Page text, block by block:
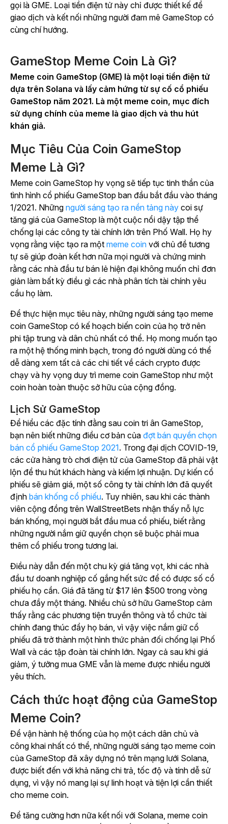
gọi là GME. Loại tiền điện tử này chỉ được thiết kế để
giao dịch và kết nối những người đam mê GameStop có
cùng chí hướng.
GameStop Meme Coin Là Gì?
Meme coin GameStop (GME) là một loại tiền điện tử
dựa trên Solana và lấy cảm hứng từ sự cố cổ phiếu
GameStop năm 2021. Là một meme coin, mục đích
sử dụng chính của meme là giao dịch và thu hút
khán giả.
Mục Tiêu Của Coin GameStop
Meme Là Gì?
Meme coin GameStop hy vọng sẽ tiếp tục tinh thần của
tình hình cổ phiếu GameStop ban đầu bắt đầu vào tháng
1/2021. Những người sáng tạo ra nền tảng này coi sự
tăng giá của GameStop là một cuộc nổi dậy tập thể
chống lại các công ty tài chính lớn trên Phố Wall. Họ hy
vọng rằng việc tạo ra một meme coin với chủ đề tương
tự sẽ giúp đoàn kết hơn nữa mọi người và chứng minh
rằng các nhà đầu tư bán lẻ hiện đại không muốn chỉ đơn
giản làm bất kỳ điều gì các nhà phân tích tài chính yêu
cầu họ làm.
Để thực hiện mục tiêu này, những người sáng tạo meme
coin GameStop có kế hoạch biến coin của họ trở nên
phi tập trung và dân chủ nhất có thể. Họ mong muốn tạo
ra một hệ thống minh bạch, trong đó người dùng có thể
dễ dàng xem tất cả các chi tiết về cách crypto được
chạy và hy vọng duy trì meme coin GameStop như một
coin hoàn toàn thuộc sở hữu của cộng đồng.
Lịch Sử GameStop
Để hiểu các đặc tính đằng sau coin tri ân GameStop,
bạn nên biết những điều cơ bản của đợt bán quyền chọn
bán cổ phiếu GameStop 2021. Trong đại dịch COVID-19,
các cửa hàng trò chơi điện tử của GameStop đã phải vật
lộn để thu hút khách hàng và kiếm lợi nhuận. Dự kiến cổ
phiếu sẽ giảm giá, một số công ty tài chính lớn đã quyết
định bán khống cổ phiếu. Tuy nhiên, sau khi các thành
viên cộng đồng trên WallStreetBets nhận thấy nỗ lực
bán khống, mọi người bắt đầu mua cổ phiếu, biết rằng
những người nắm giữ quyền chọn sẽ buộc phải mua
thêm cổ phiếu trong tương lai.
Điều này dẫn đến một chu kỳ giá tăng vọt, khi các nhà
đầu tư doanh nghiệp cố gắng hết sức để có được số cổ
phiếu họ cần. Giá đã tăng từ $17 lên $500 trong vòng
chưa đầy một tháng. Nhiều chủ sở hữu GameStop cảm
thấy rằng các phương tiện truyền thông và tổ chức tài
chính đang thúc đẩy họ bán, vì vậy việc nắm giữ cổ
phiếu đã trở thành một hình thức phản đối chống lại Phố
Wall và các tập đoàn tài chính lớn. Ngay cả sau khi giá
giảm, ý tưởng mua GME vẫn là meme được nhiều người
yêu thích.
Cách thức hoạt động của GameStop
Meme Coin?
Để vận hành hệ thống của họ một cách dân chủ và
công khai nhất có thể, những người sáng tạo meme coin
của GameStop đã xây dựng nó trên mạng lưới Solana,
được biết đến với khả năng chi trả, tốc độ và tính dễ sử
dụng, vì vậy nó mang lại sự linh hoạt và tiện lợi cần thiết
cho meme coin.
Để tăng cường hơn nữa kết nối với Solana, meme coin